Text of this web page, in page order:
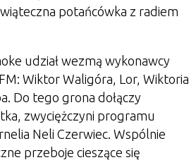
potańcówka z radiem
udział wezmą wykonawcy
Wiktor Waligóra, Lor, Wiktoria
Do tego grona dołączy
zwyciężczyni programu
Neli Czerwiec. Wspólnie
przeboje cieszące się